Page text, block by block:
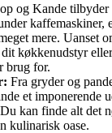
og Kande tilbyder
kaffemaskiner,
mere. Uanset
køkkenudstyr
brug for.
Fra gryder og
et imponerende
kan finde alt det
kulinarisk oase.